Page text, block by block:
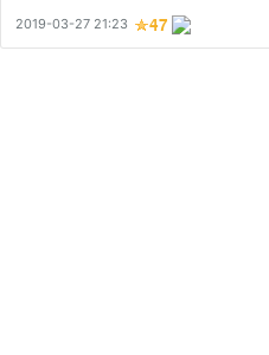
2019-03-27 21:23